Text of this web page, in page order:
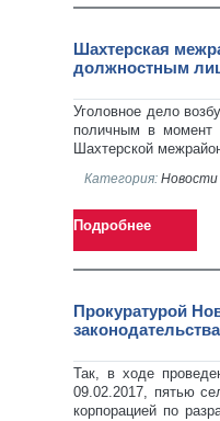
Шахтерская
должностным
Уголовное дело
поличным в момент
Шахтерской
Категория: Новости
Подробнее
Прокуратурой
Так, в ходе
09.02.2017, пятью
корпорацией по